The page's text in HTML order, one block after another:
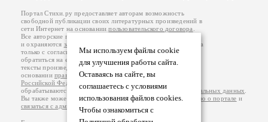
Мы используем файлы cookie
для улучшения работы сайта.
Оставаясь на сайте, вы
соглашаетесь с условиями
использования файлов cookies.
Чтобы ознакомиться с
Портал Стихи.ру предоставляет авторам возможность
свободной публикации своих литературных произведений в
сети Интернет на основаниипользовательского договора
Все авторские права на произведения принадлежат авторам
и охраняются законом
. Перепечатка произведений возможна
только с согласия его автора, к которому вы можете
обратиться на его авторской странице. Ответственность за
тексты произведений авторы несут самостоятельно на
основанииправил публикацииизаконодательства
Российской Федерации
обрабатываются на основанииПолитики обработки персональных данных
Вы также можете посмотреть более подробнуюинформацию о портале и
связаться с администрацией